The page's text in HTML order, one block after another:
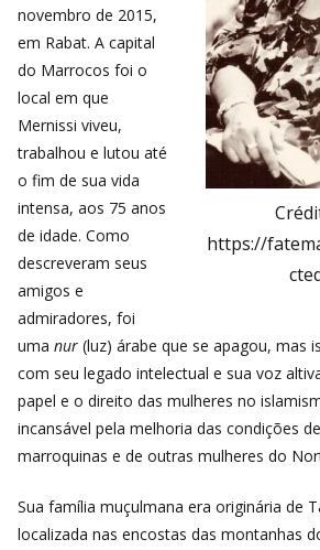
https://
novembro de 2015,
em Rabat. A capital
do Marrocos foi o
local em que
Mernissi viveu,
trabalhou e lutou até
o fim de sua vida
intensa, aos 75 anos
de idade. Como
descreveram seus
amigos e
admiradores, foi
uma nur (luz) árabe que se apagou, mas
com seu legado intelectual e sua voz
papel e o direito das mulheres no
incansável pela melhoria das condições
marroquinas e de outras mulheres do
Sua família muçulmana era originária de
localizada nas encostas das montanhas